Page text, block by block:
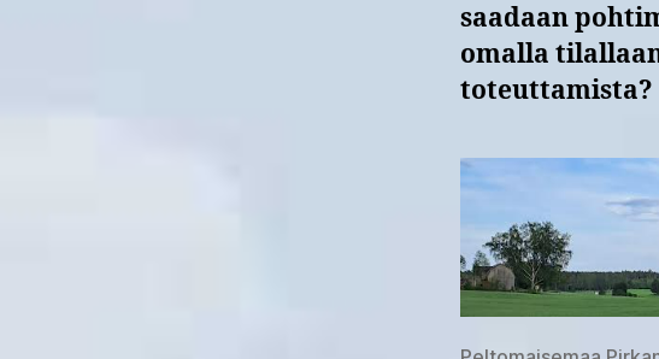
saadaan
omalla
toteuttamista?